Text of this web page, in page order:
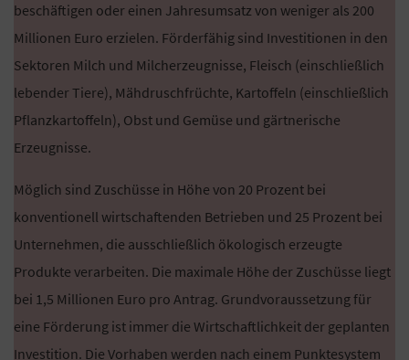
beschäftigen oder einen Jahresumsatz von weniger als 200
Millionen Euro erzielen. Förderfähig sind Investitionen in den
Sektoren Milch und Milcherzeugnisse, Fleisch (einschließlich
lebender Tiere), Mähdruschfrüchte, Kartoffeln (einschließlich
Pflanzkartoffeln), Obst und Gemüse und gärtnerische
Erzeugnisse.
Möglich sind Zuschüsse in Höhe von 20 Prozent bei
konventionell wirtschaftenden Betrieben und 25 Prozent bei
Unternehmen, die ausschließlich ökologisch erzeugte
Produkte verarbeiten. Die maximale Höhe der Zuschüsse liegt
bei 1,5 Millionen Euro pro Antrag. Grundvoraussetzung für
eine Förderung ist immer die Wirtschaftlichkeit der geplanten
Investition. Die Vorhaben werden nach einem Punktesystem